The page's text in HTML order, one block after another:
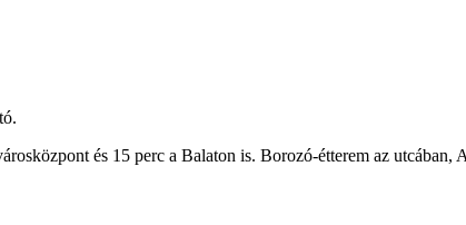
és 15 perc a Balaton is. Borozó-étterem az utcában,